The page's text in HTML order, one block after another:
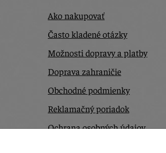
Ako nakupovať
Často kladené otázky
Možnosti dopravy a platby
Doprava zahraničie
Obchodné podmienky
Reklamačný poriadok
Ochrana osobných údajov